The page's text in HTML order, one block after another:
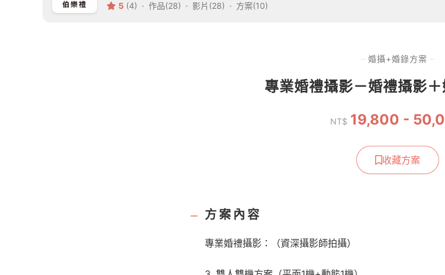
5 (4) 作品(28) 影片(28) 方案(10)
婚攝+婚錄方案
專業婚禮攝影－婚禮攝影
NT$ 19,800 -
收藏方案
方案內容
專業婚禮攝影：（資深攝影師拍攝）